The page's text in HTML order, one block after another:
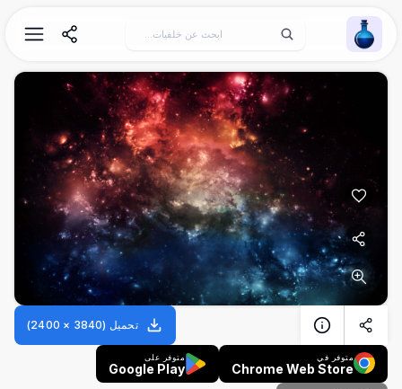
Wallpaper Alchemy
تحميل (
3840
×
2400
)
متوفر في
Chrome Web Store
متوفر على
Google Play